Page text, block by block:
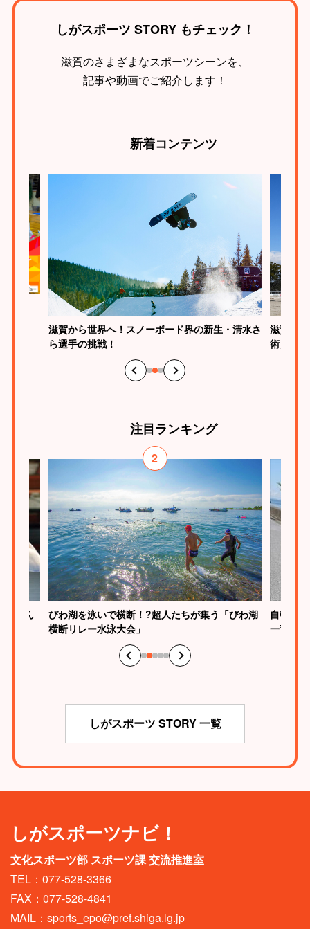
しがスポーツ STORY もチェック！
滋賀のさまざまなスポーツシーンを、
記事や動画でご紹介します！
新着コンテンツ
滋賀から世界へ！スノーボード界の新生・清水さ
ら選手の挑戦！
滋賀は
術」の
注目ランキング
介さん
2
びわ湖を泳いで横断！?超人たちが集う「びわ湖
横断リレー水泳大会」
自転車
一”のス
しがスポーツ STORY 一覧
しがスポーツナビ！
文化スポーツ部 スポーツ課 交流推進室
TEL：077-528-3366
FAX：077-528-4841
MAIL： sports_epo@pref.shiga.lg.jp